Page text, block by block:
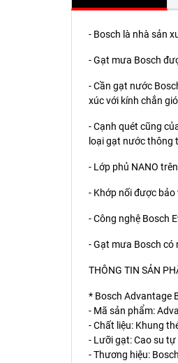
- Bosch là nhà sản
- Gạt mưa Bosch
- Cần gạt nước
xúc với kính chắn
- Cạnh quét cũng
loại gạt nước thông
- Lớp phủ NANO
- Khớp nối được
- Công nghệ Bosch
- Gạt mưa Bosch có
THÔNG TIN SẢN
* Bosch Advantage
- Mã sản phẩm:
- Chất liệu: Khung
- Lưỡi gạt: Cao su tự
- Thương hiệu: Bosch